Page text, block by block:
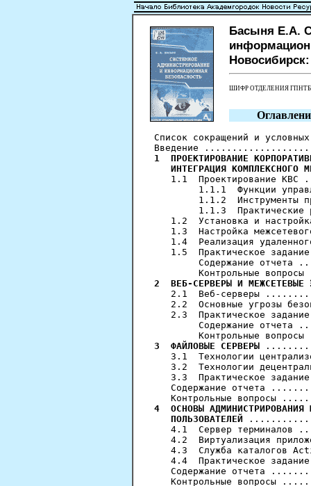
Басыня Е.А.
ШИФР ОТДЕЛЕНИЯ
Список сокращений и
1  ПРОЕКТИРОВАНИЕ
ИНТЕГРАЦИЯ КОМПЛЕКСНОГО
1.1  Проектирование КВС
1.1.1  Функции
1.1.2  Инструменты
1.1.3  Практические
1.2  Установка и
1.3  Настройка
1.4  Реализация
1.5  Практическое
Содержание отчета
2  ВЕБ-СЕРВЕРЫ И МЕЖСЕТЕВЫЕ
2.1  Веб-серверы
2.2  Основные угрозы
2.3  Практическое
Содержание отчета
3  ФАЙЛОВЫЕ СЕРВЕРЫ
3.1  Технологии
3.2  Технологии
3.3  Практическое
Содержание отчета
4  ОСНОВЫ АДМИНИСТРИРОВАНИЯ
   ПОЛЬЗОВАТЕЛЕЙ
4.1  Сервер терминалов
4.2  Виртуализация
4.3  Служба каталогов
4.4  Практическое
Содержание отчета